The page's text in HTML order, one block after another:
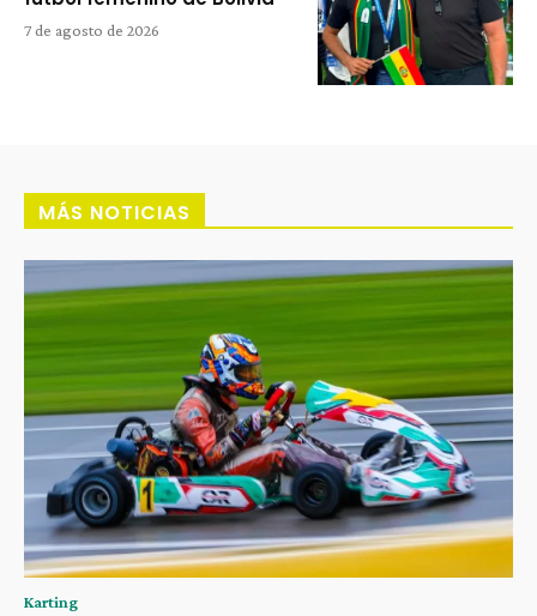
7 de agosto de 2026
MÁS NOTICIAS
Karting